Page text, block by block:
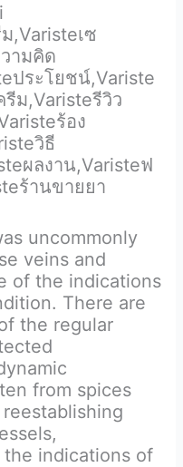
,Varisteเซ
ามคิด
ประโยชน์,Variste
รีม,Varisteรีวิว
ร้อง
วิธี
ผลงาน,Varisteฟ
ร้านขายยา
uncommonly
veins and
of the indications
There are
the regular
from spices
indications of